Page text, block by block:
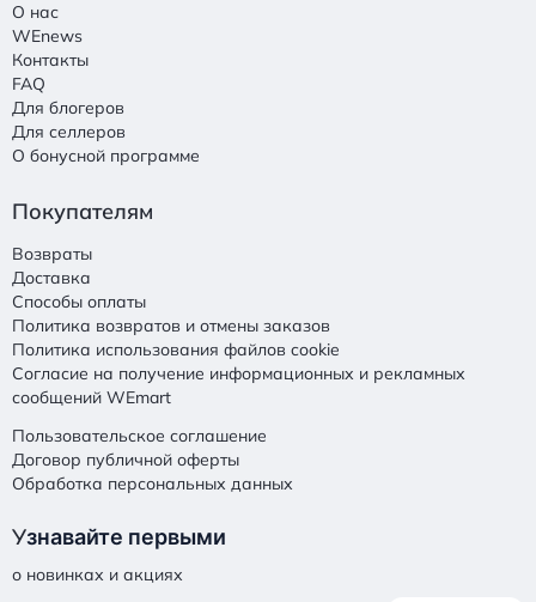
О нас
WEnews
Контакты
FAQ
Для блогеров
Для селлеров
О бонусной программе
Покупателям
Возвраты
Доставка
Способы оплаты
Политика возвратов и отмены заказов
Политика использования файлов cookie
Согласие на получение информационных и рекламных
сообщений WEmart
Пользовательское соглашение
Договор публичной оферты
Обработка персональных данных
Узнавайте первыми
о новинках и акциях